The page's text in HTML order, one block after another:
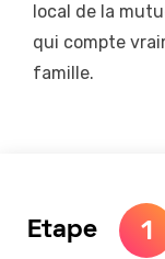
local de la
qui compte
famille.
Etape 1